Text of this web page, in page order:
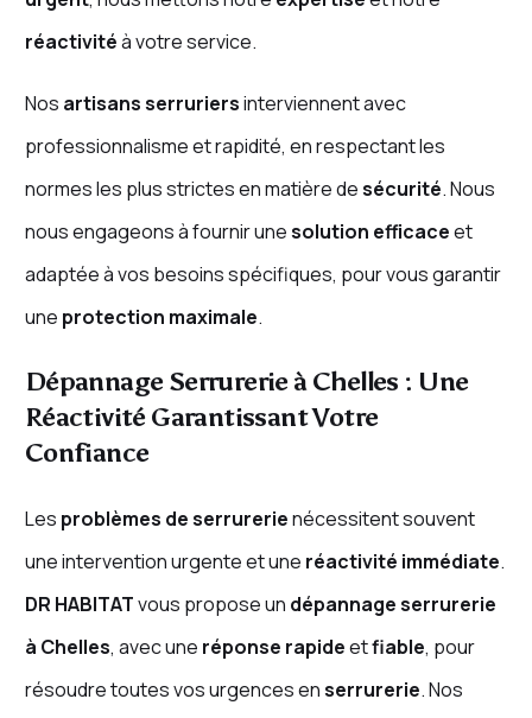
réactivitéà votre service.
Nos artisans serruriersinterviennent avec
professionnalisme et rapidité, en respectant les
normes les plus strictes en matière desécurité. Nous
nous engageons à fournir unesolution efficaceet
adaptée à vos besoins spécifiques, pour vous garantir
une protection maximale.
Dépannage Serrurerie à Chelles : Une
Réactivité Garantissant Votre
Confiance
Les problèmes de serrurerienécessitent souvent
une intervention urgente et une réactivité immédiate.
DR HABITATvous propose un dépannage serrurerie
à Chelles, avec une réponse rapideetfiable, pour
résoudre toutes vos urgences enserrurerie. Nos